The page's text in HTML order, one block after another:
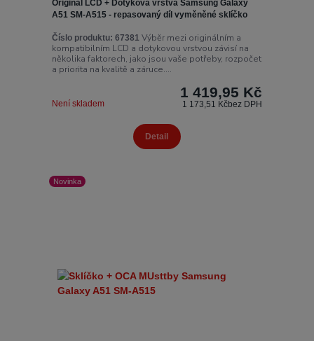
Originál LCD + Dotyková vrstva Samsung Galaxy
A51 SM-A515 - repasovaný díl vyměněné sklíčko
Číslo produktu: 67381Výběr mezi originálním a
kompatibilním LCD a dotykovou vrstvou závisí na
několika faktorech, jako jsou vaše potřeby, rozpočet
a priorita na kvalitě a záruce....
1 419,95 Kč
1 173,51 Kčbez DPH
Není skladem
Detail
Novinka